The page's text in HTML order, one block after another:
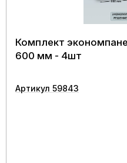
Комплект
600 мм - 4шт
Артикул 59843